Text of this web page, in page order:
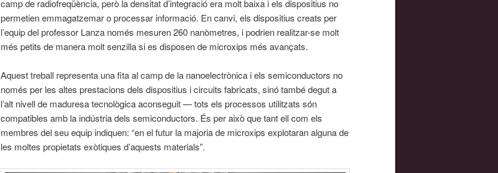
camp de radiofreqüència, però la densitat d’integració era molt baixa i els dispositius no
permetien emmagatzemar o processar informació. En canvi, els dispositius creats per
l’equip del professor Lanza només mesuren 260 nanòmetres, i podrien realitzar-se molt
més petits de manera molt senzilla si es disposen de microxips més avançats.
Aquest treball representa una fita al camp de la nanoelectrònica i els semiconductors no
només per les altes prestacions dels dispositius i circuits fabricats, sinó també degut a
l’alt nivell de maduresa tecnològica aconseguit — tots els processos utilitzats són
compatibles amb la indústria dels semiconductors. És per això que tant ell com els
membres del seu equip indiquen: “en el futur la majoria de microxips explotaran alguna de
les moltes propietats exòtiques d’aquests materials”.